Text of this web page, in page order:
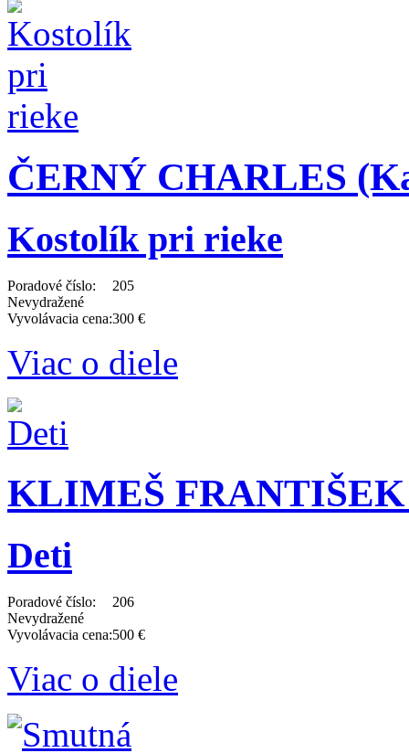
ČERNÝ CHARLES
Kostolík pri rieke
Poradové číslo:
205
Nevydražené
Vyvolávacia cena:300 €
Viac o diele
KLIMEŠ FRANTIŠEK
Deti
Poradové číslo:
206
Nevydražené
Vyvolávacia cena:500 €
Viac o diele